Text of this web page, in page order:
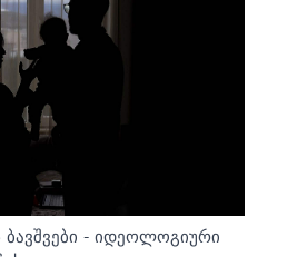
- იდეოლოგიური